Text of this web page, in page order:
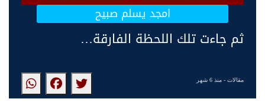
امجد يسلم صبيح
ثم جاءت تلك اللحظة الفارقة…
مقالات- منذ 6 شهر